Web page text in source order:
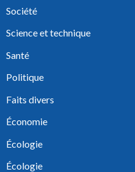
Société
Science et technique
Santé
Politique
Faits divers
Économie
Écologie
Écologie